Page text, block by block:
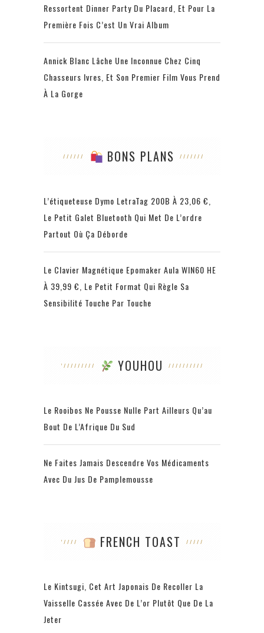
Ressortent Dinner Party Du Placard, Et Pour La
Première Fois C’est Un Vrai Album
Annick Blanc Lâche Une Inconnue Chez Cinq
Chasseurs Ivres, Et Son Premier Film Vous Prend
À La Gorge
BONS PLANS
L’étiqueteuse Dymo LetraTag 200B À 23,06 €,
Le Petit Galet Bluetooth Qui Met De L’ordre
Partout Où Ça Déborde
Le Clavier Magnétique Epomaker Aula WIN60 HE
À 39,99 €, Le Petit Format Qui Règle Sa
Sensibilité Touche Par Touche
YOUHOU
Le Rooibos Ne Pousse Nulle Part Ailleurs Qu’au
Bout De L’Afrique Du Sud
Ne Faites Jamais Descendre Vos Médicaments
Avec Du Jus De Pamplemousse
FRENCH TOAST
Le Kintsugi, Cet Art Japonais De Recoller La
Vaisselle Cassée Avec De L’or Plutôt Que De La
Jeter